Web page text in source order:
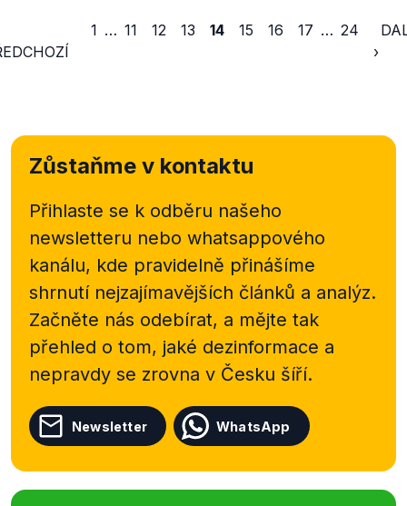
1 … 11 12 13 14 15 16 17 … 24
›
Zůstaňme v kontaktu
Přihlaste se k odběru našeho
newsletteru nebo whatsappového
kanálu, kde pravidelně přinášíme
shrnutí nejzajímavějších článků a analýz.
Začněte nás odebírat, a mějte tak
přehled o tom, jaké dezinformace a
nepravdy se zrovna v Česku šíří.
Newsletter WhatsApp